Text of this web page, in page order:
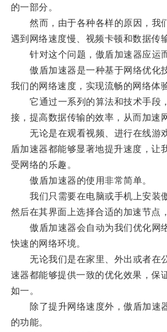
的一部分。
然而，由于各种各样的原因，我
遇到网络速度慢、视频卡顿和数据传
针对这个问题，傲盾加速器应运而
傲盾加速器是一种基于网络优化
我们的网络速度，实现流畅的网络体
它通过一系列的算法和技术手段
接，提高数据传输的效率，从而加速
无论是在观看视频、进行在线游
盾加速器都能够显著地提升速度，让
受网络的乐趣。
傲盾加速器的使用非常简单。
我们只需要在电脑或手机上安装傲
然后在其界面上选择合适的加速节点
傲盾加速器会自动为我们优化网
快速的网络环境。
无论我们是在家里、外出或者在
速器都能够提供一致的优化效果，保
如一。
除了提升网络速度外，傲盾加速
的功能。